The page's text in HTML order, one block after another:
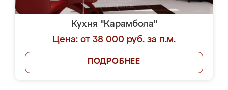
Кухня "Карамбола"
Цена: от 38 000 руб. за п.м.
ПОДРОБНЕЕ